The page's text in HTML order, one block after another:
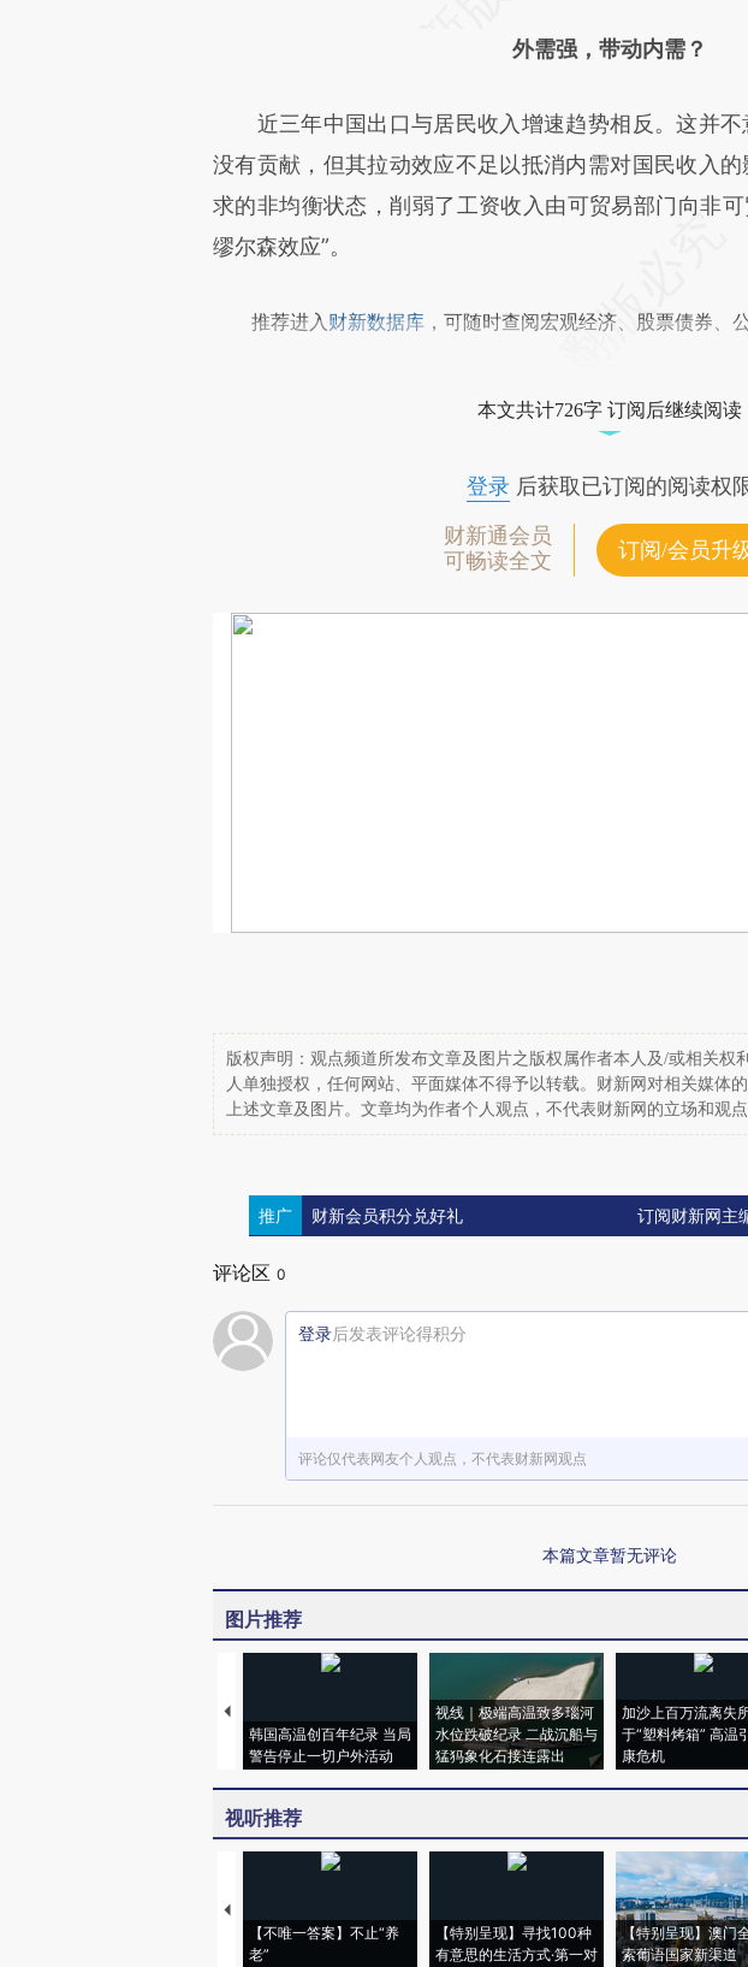
外需强，带动内需？
近三年中国出口与居民收入增速趋势相反。这并不
没有贡献，但其拉动效应不足以抵消内需对国民收入
求的非均衡状态，削弱了工资收入由可贸易部门向非
缪尔森效应”。
推荐进入 财新数据库 ，可随时查阅宏观经济、股票债券、
本文共计726字 订阅后继续阅读
登录后获取已订阅的阅读权
财新通会员
可畅读全文
订阅/会员升
版权声明：观点频道所发布文章及图片之版权属作者本人及/或相关权
人单独授权，任何网站、平面媒体不得予以转载。财新网对相关媒体
上述文章及图片。文章均为作者个人观点，不代表财新网的立场和观点
推广 财新会员积分兑好礼 订阅财新网主
评论区 0
登录后发表评论得积分
评论仅代表网友个人观点，不代表财新网观点
本篇文章暂无评论
图片推荐
韩国高温创百年纪录 当局
警告停止一切户外活动
视线｜极端高温致多瑙河
水位跌破纪录 二战沉船与
猛犸象化石接连露出
加沙上百万流离失
于“塑料烤箱” 高温
康危机
视听推荐
【不唯一答案】不止“养
老”
【特别呈现】寻找100种
有意思的生活方式·第一对
【特别呈现】澳门
索葡语国家新渠道